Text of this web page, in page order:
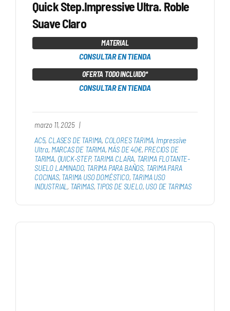
Quick Step.Impressive Ultra. Roble
Suave Claro
MATERIAL
CONSULTAR EN TIENDA
OFERTA TODO INCLUIDO*
CONSULTAR EN TIENDA
marzo 11, 2025 |
AC5, CLASES DE TARIMA, COLORES TARIMA, Impressive
Ultra, MARCAS DE TARIMA, MÁS DE 40€, PRECIOS DE
TARIMA, QUICK-STEP, TARIMA CLARA, TARIMA FLOTANTE-
SUELO LAMINADO, TARIMA PARA BAÑOS, TARIMA PARA
COCINAS, TARIMA USO DOMÉSTICO, TARIMA USO
INDUSTRIAL , TARIMAS, TIPOS DE SUELO, USO DE TARIMAS